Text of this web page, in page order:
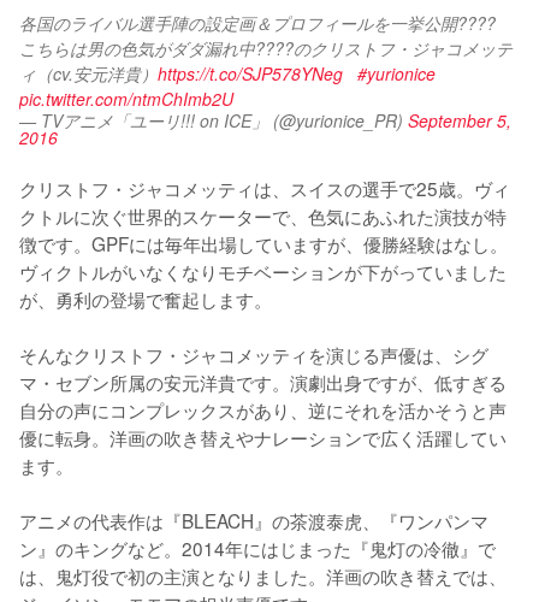
各国のライバル選手陣の設定画＆プロフィールを一挙公開????
こちらは男の色気がダダ漏れ中????のクリストフ・ジャコメッテ
ィ（cv.安元洋貴） https://t.co/SJP578YNeg #yurionice
pic.twitter.com/ntmChImb2U
— TVアニメ「ユーリ!!! on ICE」 (@yurionice_PR) September 5,
2016
クリストフ・ジャコメッティは、スイスの選手で25歳。ヴィ
クトルに次ぐ世界的スケーターで、色気にあふれた演技が特
徴です。GPFには毎年出場していますが、優勝経験はなし。
ヴィクトルがいなくなりモチベーションが下がっていました
が、勇利の登場で奮起します。
そんなクリストフ・ジャコメッティを演じる声優は、シグ
マ・セブン所属の安元洋貴です。演劇出身ですが、低すぎる
自分の声にコンプレックスがあり、逆にそれを活かそうと声
優に転身。洋画の吹き替えやナレーションで広く活躍してい
ます。
アニメの代表作は『BLEACH』の茶渡泰虎、『ワンパンマ
ン』のキングなど。2014年にはじまった『鬼灯の冷徹』で
は、鬼灯役で初の主演となりました。洋画の吹き替えでは、